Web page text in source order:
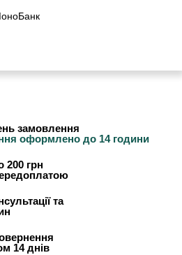
замовлення
оформлено до 14 години
200 грн
та
14 днів